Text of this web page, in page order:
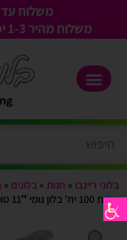
משלוח עד 5 ימי עסקים לרוב חלקי הארץ!
משלוח מהיר 1-3
בלוני ריינבו » חנות » בלונים »
שקית 100 יח’ בלון גומי 11″ טופטקס TUFTEX בצבע מנטה